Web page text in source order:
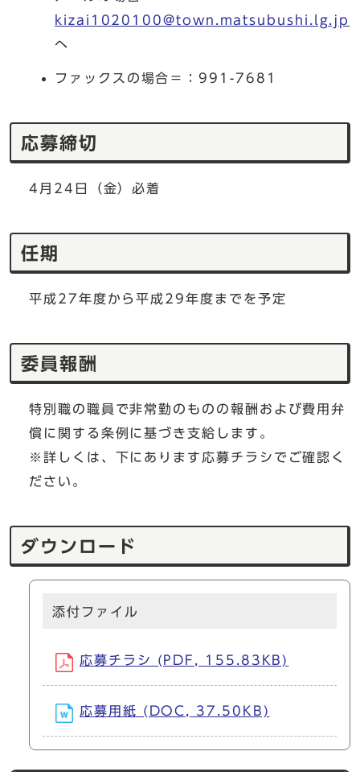
kizai1020100@town.matsubushi.lg.jp
へ
ファックスの場合＝：991-7681
応募締切
4月24日（金）必着
任期
平成27年度から平成29年度までを予定
委員報酬
特別職の職員で非常勤のものの報酬および費用弁
償に関する条例に基づき支給します。
※詳しくは、下にあります応募チラシでご確認く
ださい。
ダウンロード
添付ファイル
応募チラシ (PDF, 155.83KB)
応募用紙 (DOC, 37.50KB)